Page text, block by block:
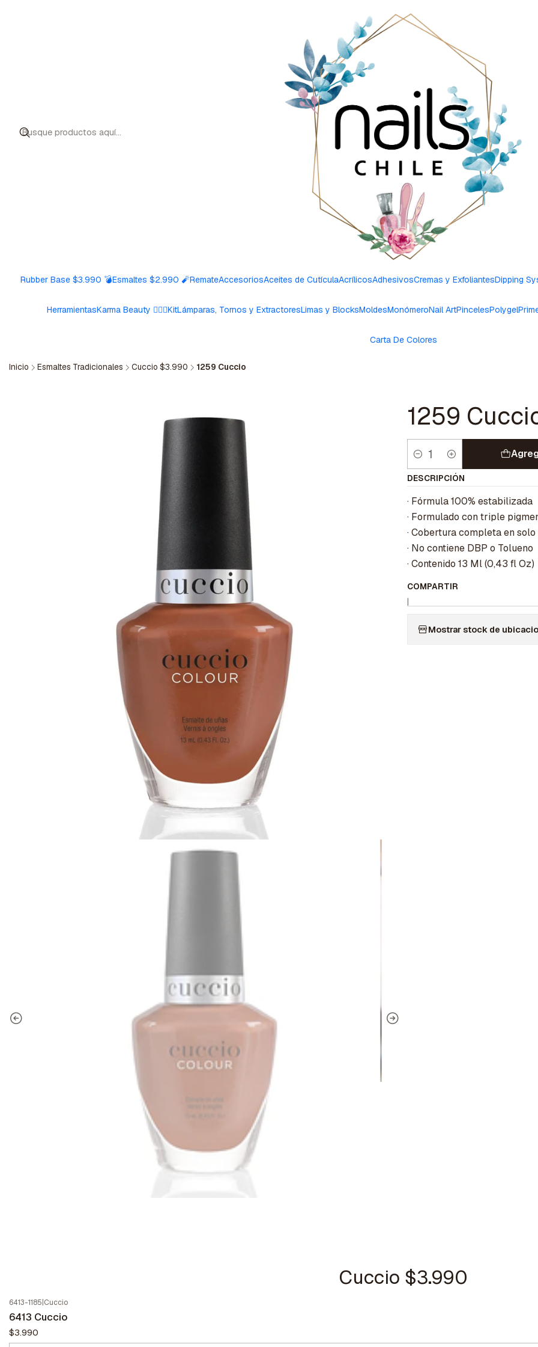
Rubber Base $3.990 💣Esmaltes $2.990 🧨RemateAccesoriosAceites de CutículaAcrílicosAdhesivosCremas y ExfoliantesDipping
HerramientasKarma Beauty 🧘🏼‍♀️KitLámparas, Tornos y ExtractoresLimas y BlocksMoldesMonómeroNail ArtPincelesPolygel
Carta De Colores
Inicio Esmaltes Tradicionales Cuccio $3.990 1259 Cuccio
1259
Cantidad
DESCRIPCIÓN
· Fórmula 100% estabilizada
· Formulado con triple
· Cobertura completa en
· No contiene DBP o Tolueno
· Contenido 13 Ml (0,43 fl Oz)
COMPARTIR
|
Mostrar stock de
Cuccio $3.990
6413-1185 Cuccio
6413 Cuccio
$3.990